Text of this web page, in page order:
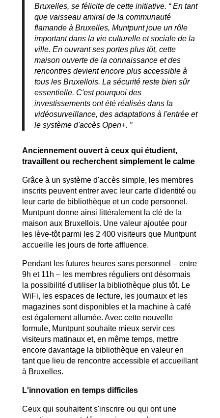
Bruxelles, se félicite de cette initiative. “ En tant
que vaisseau amiral de la communauté
flamande à Bruxelles, Muntpunt joue un rôle
important dans la vie culturelle et sociale de la
ville. En ouvrant ses portes plus tôt, cette
maison ouverte de la connaissance et des
rencontres devient encore plus accessible à
tous les Bruxellois. La sécurité reste bien sûr
essentielle. C'est pourquoi des
investissements ont été réalisés dans la
vidéosurveillance, des adaptations à l'entrée et
le système d'accès Open+. ”
Anciennement ouvert à ceux qui étudient,
travaillent ou recherchent simplement le calme
Grâce à un système d'accès simple, les membres
inscrits peuvent entrer avec leur carte d'identité ou
leur carte de bibliothèque et un code personnel.
Muntpunt donne ainsi littéralement la clé de la
maison aux Bruxellois. Une valeur ajoutée pour
les lève-tôt parmi les 2 400 visiteurs que Muntpunt
accueille les jours de forte affluence.
Pendant les futures heures sans personnel – entre
9h et 11h – les membres réguliers ont désormais
la possibilité d'utiliser la bibliothèque plus tôt. Le
WiFi, les espaces de lecture, les journaux et les
magazines sont disponibles et la machine à café
est également allumée. Avec cette nouvelle
formule, Muntpunt souhaite mieux servir ces
visiteurs matinaux et, en même temps, mettre
encore davantage la bibliothèque en valeur en
tant que lieu de rencontre accessible et accueillant
à Bruxelles.
L'innovation en temps difficiles
Ceux qui souhaitent s'inscrire ou qui ont une